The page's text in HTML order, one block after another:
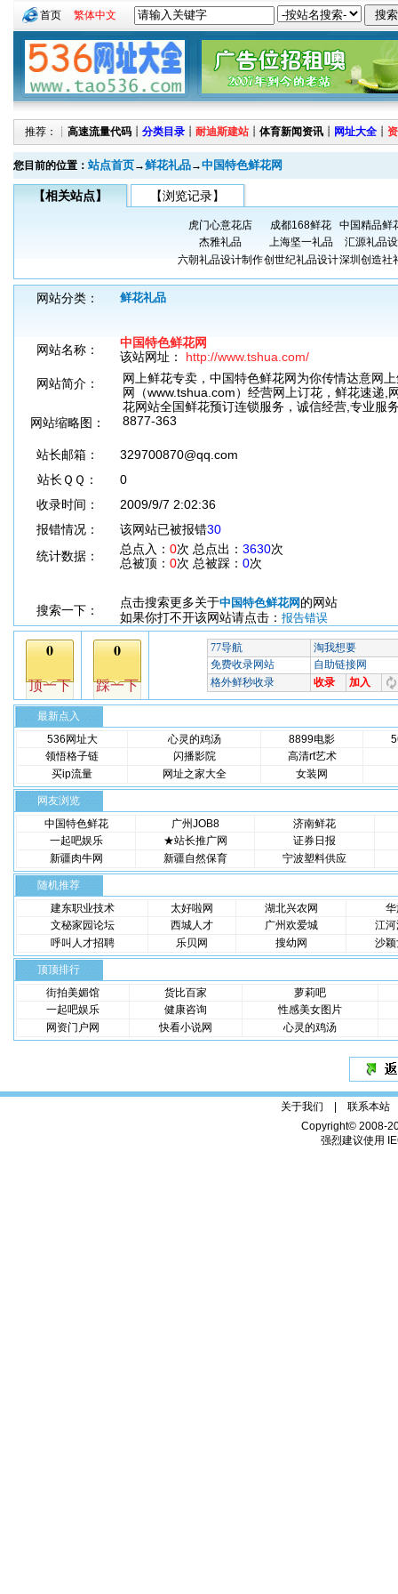
首页 繁体中文
推荐：┊ 高速流量代码 ┊ 分类目录 ┊ 耐迪斯建站 ┊ 体育新闻资讯 ┊ 网址大全 ┊
您目前的位置： 站点首页→鲜花礼品→中国特色鲜花网
【相关站点】 【浏览记录】
虎门心意花店 成都168鲜花
中国精品鲜
杰雅礼品
上海坚一礼品
汇源礼品
六朝礼品设计制作创世纪礼品设计深圳创造社
网站分类： 鲜花礼品
网站名称：
中国特色鲜花网
该站网址： http://www.tshua.com/
网站简介：
网上鲜花专卖，中国特色鲜花网为你传情达意网
网（www.tshua.com）经营网上订花，鲜花速递,
花网站全国鲜花预订连锁服务，诚信经营,专业服
8877-363
网站缩略图：
站长邮箱：
329700870@qq.com
站长ＱＱ：
0
收录时间：
2009/9/7 2:02:36
报错情况：
该网站已被报错30
统计数据：
总点入： 0次 总点出： 3630次
总被顶： 0次 总被踩： 0次
搜索一下：
点击搜索更多关于中国特色鲜花网 的网站
如果你打不开该网站请点击： 报告错误
最新点入
536网址大
心灵的鸡汤 8899电影
领悟格子链
闪播影院
高清rt艺术
买ip流量
网址之家大全 女装网
网友浏览
中国特色鲜花
广州JOB8
济南鲜花
一起吧娱乐
★站长推广网
证券日报
新疆肉牛网
新疆自然保育 宁波塑料供应
随机推荐
建东职业技术
太好啦网 湖北兴农网
华
文秘家园论坛
西城人才 广州欢爱城
江
呼叫人才招聘
乐贝网 搜幼网 沙
顶顶排行
街拍美媚馆
货比百家
萝莉吧
一起吧娱乐
健康咨询
性感美女图片
网资门户网
快看小说网 心灵的鸡汤
关于我们 | 联系本站
Copyright© 2008-
强烈建议使用